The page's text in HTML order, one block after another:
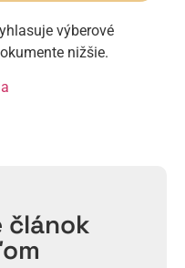
výberové
nižšie.
článok